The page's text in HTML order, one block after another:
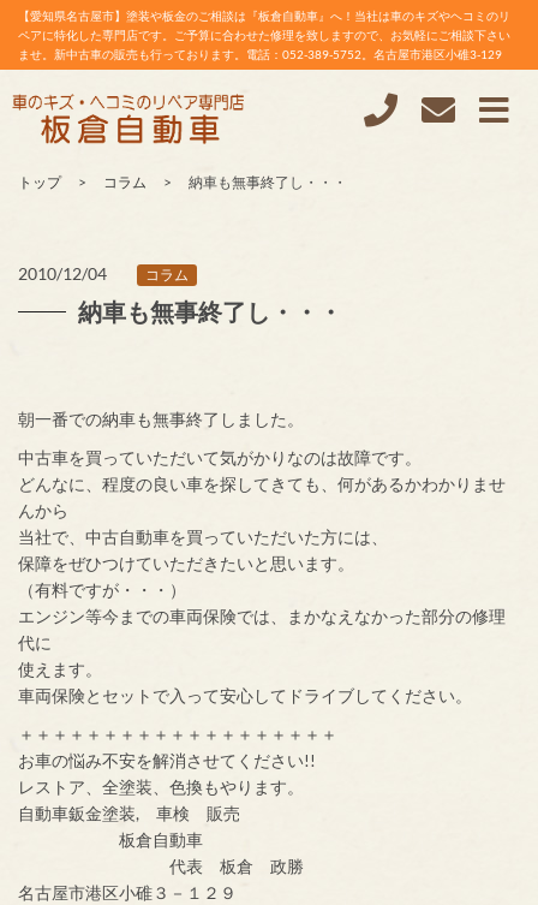
【愛知県名古屋市】塗装や板金のご相談は『板倉自動車』へ！当社は車のキズやヘコミのリ
ペアに特化した専門店です。ご予算に合わせた修理を致しますので、お気軽にご相談下さい
ませ。新中古車の販売も行っております。電話：052-389-5752。名古屋市港区小碓3-129
トップ コラム 納車も無事終了し・・・
2010/12/04 コラム
納車も無事終了し・・・
朝一番での納車も無事終了しました。
中古車を買っていただいて気がかりなのは故障です。
どんなに、程度の良い車を探してきても、何があるかわかりませ
んから
当社で、中古自動車を買っていただいた方には、
保障をぜひつけていただきたいと思います。
（有料ですが・・・）
エンジン等今までの車両保険では、まかなえなかった部分の修理
代に
使えます。
車両保険とセットで入って安心してドライブしてください。
＋＋＋＋＋＋＋＋＋＋＋＋＋＋＋＋＋＋＋
お車の悩み不安を解消させてください!!
レストア、全塗装、色換もやります。
自動車鈑金塗装, 車検 販売
板倉自動車
代表 板倉 政勝
名古屋市港区小碓３－１２９